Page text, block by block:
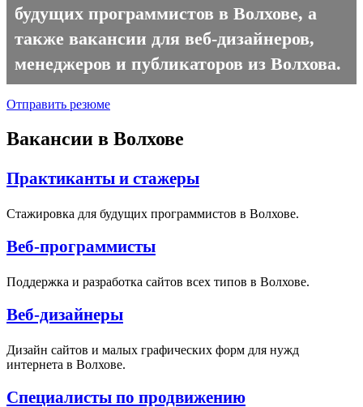
будущих программистов в Волхове, а
также вакансии для веб-дизайнеров,
менеджеров и публикаторов из Волхова.
Отправить резюме
Вакансии в Волхове
Практиканты и стажеры
Стажировка для будущих программистов в Волхове.
Веб-программисты
Поддержка и разработка сайтов всех типов в Волхове.
Веб-дизайнеры
Дизайн сайтов и малых графических форм для нужд
интернета в Волхове.
Специалисты по продвижению